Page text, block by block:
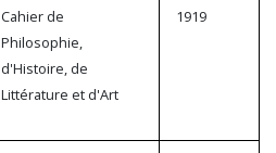
Cahier de
Philosophie,
d'Histoire, de
Littérature et d'Art
1919